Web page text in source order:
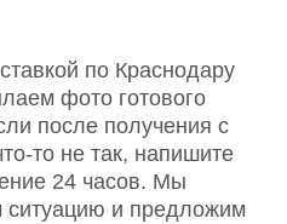
по Краснодару
фото готового
после получения с
то не так, напишите
24 часов. Мы
ситуацию и предложим